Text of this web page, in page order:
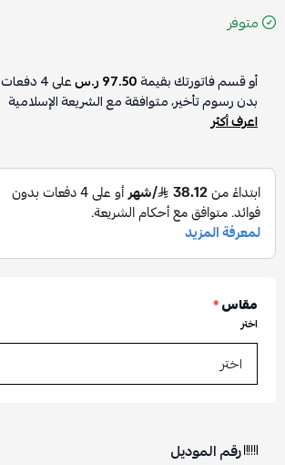
متوفر
أو قسم فاتورتك بقيمة97.50 ر.س على4دفعات
بدون رسوم تأخير، متوافقة مع الشريعة الإسلامية
اعرف أكثر
مقاس*
اختر
رقم الموديل